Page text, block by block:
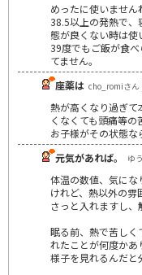
めったに使いません
38.5以上の発熱で、
態が良くない時は使
39度でもご飯が食
てません。
座薬は cho_romiさ
熱が高くなり過ぎて
くなくても頭痛等の
お子様がその状態な
元気があれば。
ゆ
体温の数値、気にな
けれど、熱以外の雰
さっと入れますし、
眠る前、熱で苦しく
れたことが何度かあ
様子を見れるんだと